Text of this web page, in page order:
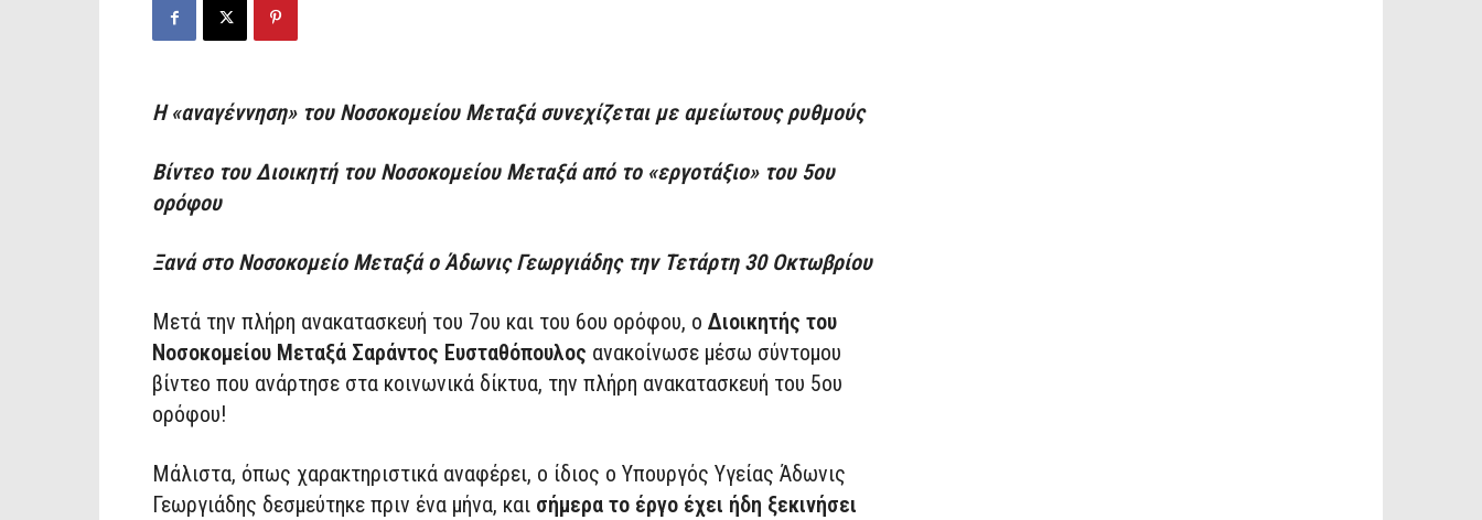
Η «αναγέννηση» του Νοσοκομείου Μεταξά συνεχίζεται με αμείωτους ρυθμούς
Βίντεο του Διοικητή του Νοσοκομείου Μεταξά από το «εργοτάξιο» του 5ου
ορόφου
Ξανά στο Νοσοκομείο Μεταξά ο Άδωνις Γεωργιάδης την Τετάρτη 30 Οκτωβρίου
Μετά την πλήρη ανακατασκευή του 7ου και του 6ου ορόφου, ο Διοικητής του
Νοσοκομείου Μεταξά Σαράντος Ευσταθόπουλος ανακοίνωσε μέσω σύντομου
βίντεο που ανάρτησε στα κοινωνικά δίκτυα, την πλήρη ανακατασκευή του 5ου
ορόφου!
Μάλιστα, όπως χαρακτηριστικά αναφέρει, ο ίδιος ο Υπουργός Υγείας Άδωνις
Γεωργιάδης δεσμεύτηκε πριν ένα μήνα, και σήμερα το έργο έχει ήδη ξεκινήσει